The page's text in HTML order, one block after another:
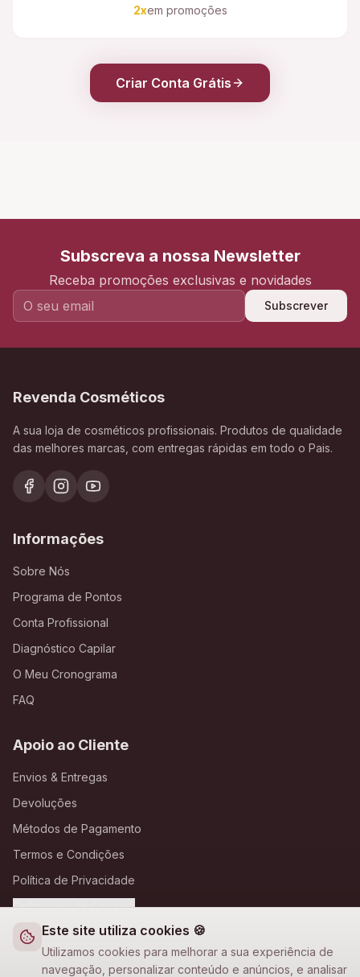
Este site utiliza cookies 🍪
Utilizamos cookies para melhorar a sua experiência de
navegação, personalizar conteúdo e anúncios, e analisar
2xem promoções
Criar Conta Grátis
Subscreva a nossa Newsletter
Receba promoções exclusivas e novidades
Subscrever
Revenda Cosméticos
A sua loja de cosméticos profissionais. Produtos de qualidade
das melhores marcas, com entregas rápidas em todo o Pais.
Informações
Sobre Nós
Programa de Pontos
Conta Profissional
Diagnóstico Capilar
O Meu Cronograma
FAQ
Apoio ao Cliente
Envios & Entregas
Devoluções
Métodos de Pagamento
Termos e Condições
Política de Privacidade
Definições de Cookies
A Loja Nova